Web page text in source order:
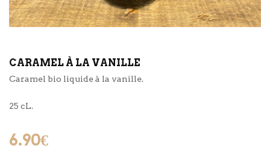
CARAMEL À LA VANILLE
Caramel bio liquide à la vanille.
25 cL.
6.90€